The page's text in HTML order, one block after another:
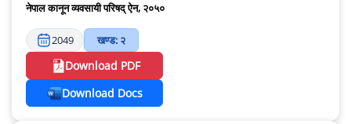
नेपाल कानून व्यवसायी परिषद् ऐन, २०५०
2049 खण्ड: २
Download PDF
Download Docs